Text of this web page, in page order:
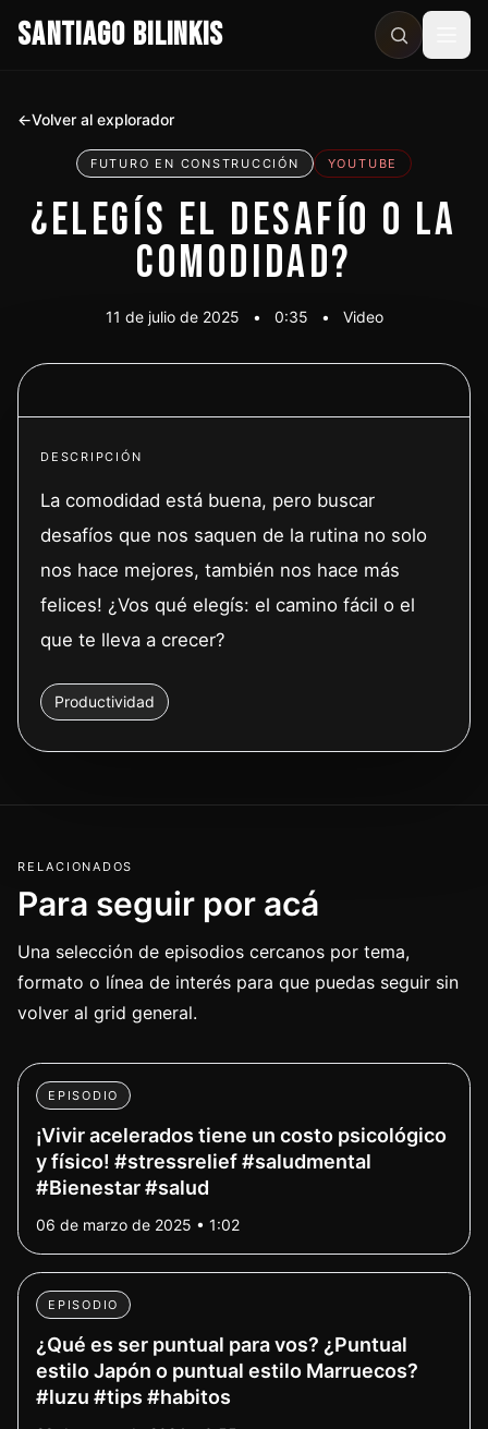
SANTIAGO BILINKIS
←Volver al explorador
FUTURO EN CONSTRUCCIÓN YOUTUBE
¿ELEGÍS EL DESAFÍO O LA
COMODIDAD?
11 de julio de 2025 • 0:35 • Video
DESCRIPCIÓN
La comodidad está buena, pero buscar
desafíos que nos saquen de la rutina no solo
nos hace mejores, también nos hace más
felices! ¿Vos qué elegís: el camino fácil o el
que te lleva a crecer?
Productividad
RELACIONADOS
Para seguir por acá
Una selección de episodios cercanos por tema,
formato o línea de interés para que puedas seguir sin
volver al grid general.
EPISODIO
¡Vivir acelerados tiene un costo psicológico
y físico! #stressrelief #saludmental
#Bienestar #salud
06 de marzo de 2025 • 1:02
EPISODIO
¿Qué es ser puntual para vos? ¿Puntual
estilo Japón o puntual estilo Marruecos?
#luzu #tips #habitos